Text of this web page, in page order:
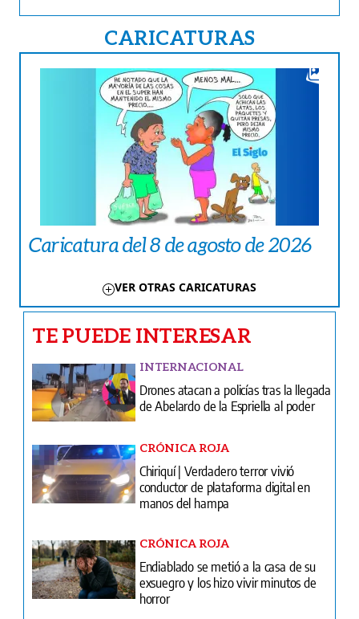
CARICATURAS
Caricatura del 8 de agosto de 2026
VER OTRAS CARICATURAS
TE PUEDE INTERESAR
INTERNACIONAL
Drones atacan a policías tras la llegada
de Abelardo de la Espriella al poder
CRÓNICA ROJA
Chiriquí | Verdadero terror vivió
conductor de plataforma digital en
manos del hampa
CRÓNICA ROJA
Endiablado se metió a la casa de su
exsuegro y los hizo vivir minutos de
horror